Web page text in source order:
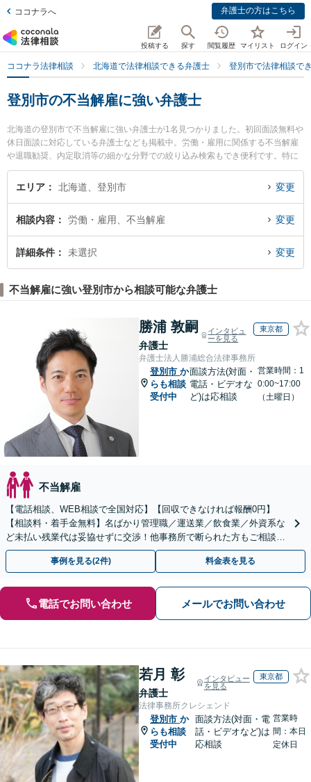
ココナラへ 弁護士の方はこちら
投稿する 探す 閲覧履歴 マイリスト ログイン
ココナラ法律相談 北海道で法律相談できる弁護士 登別市で法律相談で
登別市の不当解雇に強い弁護士
北海道の登別市で不当解雇に強い弁護士が1名見つかりました。初回面談無料や
休日面談に対応している弁護士なども掲載中。労働・雇用に関係する不当解雇
や退職勧奨、内定取消等の細かな分野での絞り込み検索もでき便利です。特に
のぼりべつ法律事務所の八木橋 俊輔弁護士のプロフィール情報や弁護士費用、
強みなどが注目されています。『登別市で土日や夜間に発生した不当解雇のト
別市内の弁護士に相談予約したい』などでお困りの相談者さんにおすすめで
す。
エリア 北海道、登別市 変更
相談内容 労働・雇用、不当解雇 変更
詳細条件 未選択 変更
不当解雇に強い登別市から相談可能な弁護士
勝浦 敦嗣
弁護士
インタビュ
ーを見る
東京都
弁護士法人勝浦総合法律事務所
登別市 か
らも相談
受付中
面談方法(対面・
電話・ビデオな
ど)は応相談
営業時間：1
0:00~17:00
（土曜日）
不当解雇
【電話相談、WEB相談で全国対応】【回収できなければ報酬0円】
【相談料・着手金無料】名ばかり管理職／運送業／飲食業／外資系な
ど未払い残業代は妥協せずに交渉！他事務所で断られた方もご相談く
ださい。【解決事例が豊富】土曜日も電話受付しています
事例を見る(2件) 料金表を見る
電話でお問い合わせ メールでお問い合わせ
若月 彰
弁護士
インタビュー
を見る
東京都
法律事務所クレシェンド
登別市 か
らも相談
受付中
面談方法(対面・電
話・ビデオなど)は
応相談
営業時
間：本日
定休日